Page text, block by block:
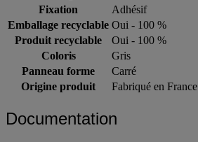
Fixation
Adhésif
Emballage recyclable Oui - 100 %
Produit recyclable
Oui - 100 %
Coloris
Gris
Panneau forme
Carré
Origine produit
Fabriqué en France
Documentation